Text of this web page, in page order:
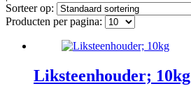
Sorteer op:
Producten per pagina:
Liksteenhouder; 10kg